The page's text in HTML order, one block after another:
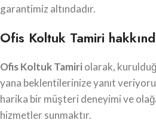
garantimiz altındadır.
Ofis Koltuk Tamiri
Ofis Koltuk Tamiriolarak,
yana beklentilerinize yanıt
harika bir müşteri deneyimi ve
hizmetler sunmaktır.